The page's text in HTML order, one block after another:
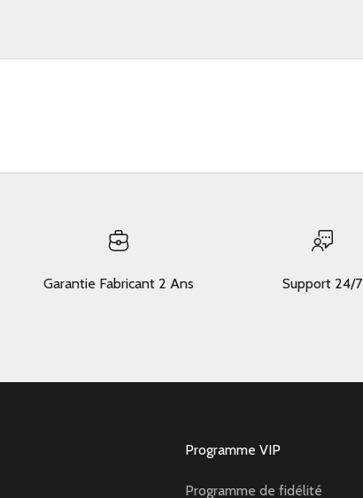
Garantie Fabricant 2 Ans Support 24/7
Programme VIP
Programme de fidélité